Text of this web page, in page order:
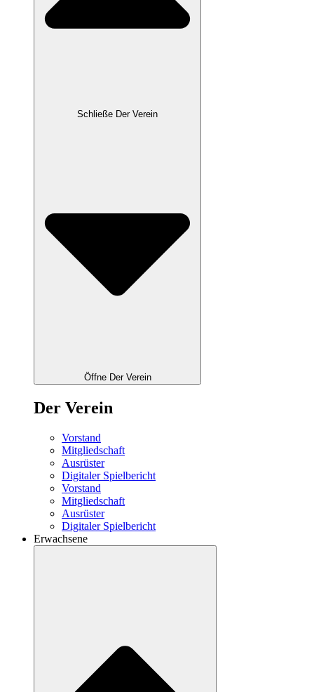
Schließe Der Verein
Öffne Der Verein
Der Verein
Vorstand
Mitgliedschaft
Ausrüster
Digitaler Spielbericht
Vorstand
Mitgliedschaft
Ausrüster
Digitaler Spielbericht
Erwachsene